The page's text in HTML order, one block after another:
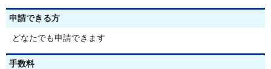
申請できる方
どなたでも申請できます
手数料